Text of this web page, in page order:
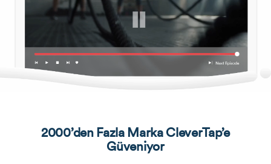
2000’den Fazla Marka CleverTap’e
Güveniyor